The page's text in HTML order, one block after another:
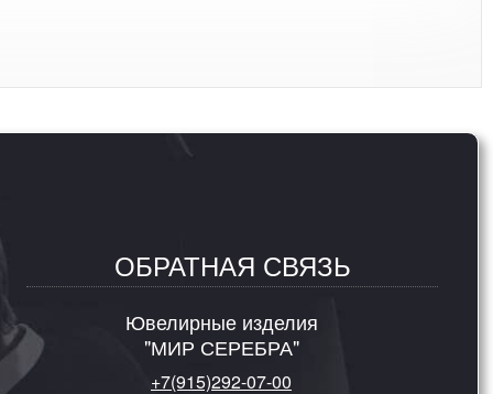
ОБРАТНАЯ СВЯЗЬ
Ювелирные изделия
"МИР СЕРЕБРА"
+7(915)292-07-00